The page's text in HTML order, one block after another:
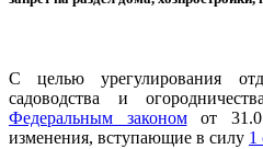
С целью урегулирования
садоводства и
Федеральным закономот
изменения, вступающие в силу 1